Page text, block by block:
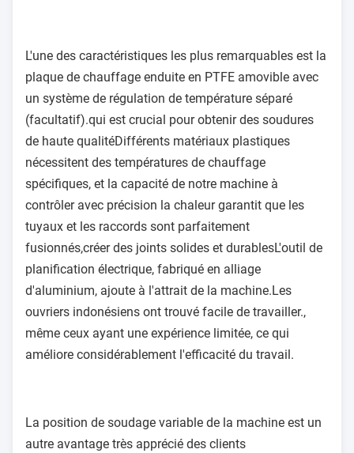
L'une des caractéristiques les plus remarquables est la
plaque de chauffage enduite en PTFE amovible avec
un système de régulation de température séparé
(facultatif).qui est crucial pour obtenir des soudures
de haute qualitéDifférents matériaux plastiques
nécessitent des températures de chauffage
spécifiques, et la capacité de notre machine à
contrôler avec précision la chaleur garantit que les
tuyaux et les raccords sont parfaitement
fusionnés,créer des joints solides et durablesL'outil de
planification électrique, fabriqué en alliage
d'aluminium, ajoute à l'attrait de la machine.Les
ouvriers indonésiens ont trouvé facile de travailler.,
même ceux ayant une expérience limitée, ce qui
améliore considérablement l'efficacité du travail.
La position de soudage variable de la machine est un
autre avantage très apprécié des clients